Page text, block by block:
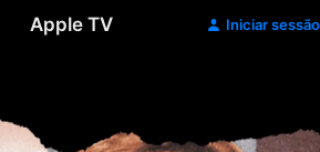
Apple TV Iniciar sessão